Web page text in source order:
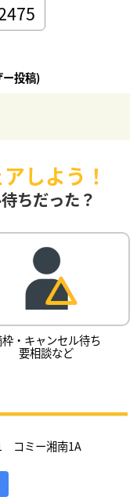
ー投稿)
しよう！
ちだった？
・キャンセル待ち
要相談など
コミー湘南1A